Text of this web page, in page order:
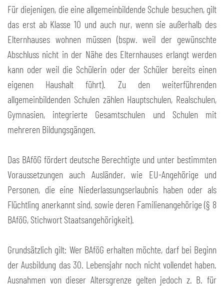
Für diejenigen, die eine allgemeinbildende Schule besuchen, gilt
das erst ab Klasse 10 und auch nur, wenn sie außerhalb des
Elternhauses wohnen müssen (bspw. weil der gewünschte
Abschluss nicht in der Nähe des Elternhauses erlangt werden
kann oder weil die Schülerin oder der Schüler bereits einen
eigenen Haushalt führt). Zu den weiterführenden
allgemeinbildenden Schulen zählen Hauptschulen, Realschulen,
Gymnasien, integrierte Gesamtschulen und Schulen mit
mehreren Bildungsgängen.
Das BAföG fördert deutsche Berechtigte und unter bestimmten
Voraussetzungen auch Ausländer, wie EU-Angehörige und
Personen, die eine Niederlassungserlaubnis haben oder als
Flüchtling anerkannt sind, sowie deren Familienangehörige (§ 8
BAföG, Stichwort Staatsangehörigkeit).
Grundsätzlich gilt: Wer BAföG erhalten möchte, darf bei Beginn
der Ausbildung das 30. Lebensjahr noch nicht vollendet haben.
Ausnahmen von dieser Altersgrenze gelten jedoch z. B. für